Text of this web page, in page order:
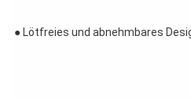
● Lötfreies und abnehmbares